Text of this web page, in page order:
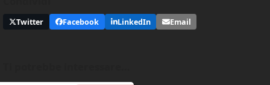
Twitter Facebook LinkedIn Email